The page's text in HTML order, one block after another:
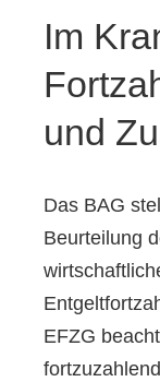
Im
und
Das BAG
Beurteilung
EFZG